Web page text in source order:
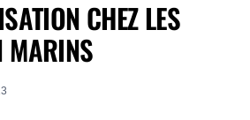
CHEZ LES
MARINS